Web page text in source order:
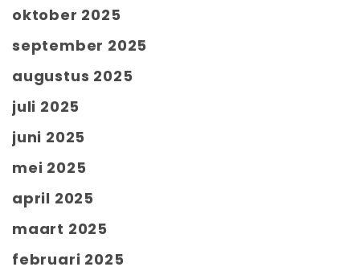
oktober 2025
september 2025
augustus 2025
juli 2025
juni 2025
mei 2025
april 2025
maart 2025
februari 2025